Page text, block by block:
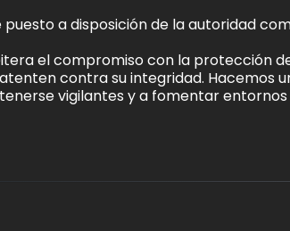
puesto a disposición de la autoridad
el compromiso con la protección
contra su integridad. Hacemos
vigilantes y a fomentar